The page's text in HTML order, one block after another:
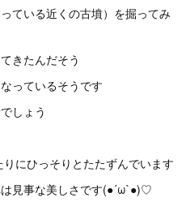
ている近くの古墳）を掘ってみ
きたんだそう
っているそうです
しょう
にひっそりとたたずんでいます
見事な美しさです(●´ω`●)♡